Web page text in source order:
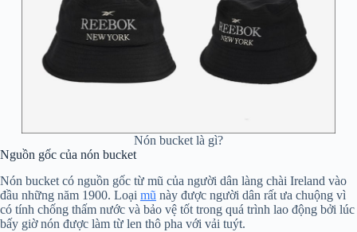
Nón bucket là gì?
Nguồn gốc của nón bucket
Nón bucket có nguồn gốc từ mũ của người dân làng chài Ireland vào
đầu những năm 1900. Loại mũ này được người dân rất ưa chuộng vì
có tính chống thấm nước và bảo vệ tốt trong quá trình lao động bởi lúc
bấy giờ nón được làm từ len thô pha với vải tuýt.